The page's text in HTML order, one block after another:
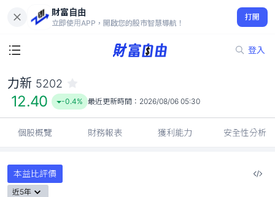
財富自由
立即使用APP，開啟您的股市智慧導航！
打開
登入
12.40
-0.4%
力新 5202
12.40 -0.4% 最近更新時間： 2026/08/06 05:30
個股概覽 財務報表 獲利能力 安全性分析
本益比評價
近5年